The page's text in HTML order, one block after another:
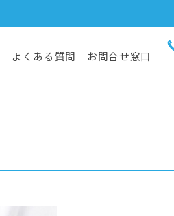
よくある質問 お問合せ窓口